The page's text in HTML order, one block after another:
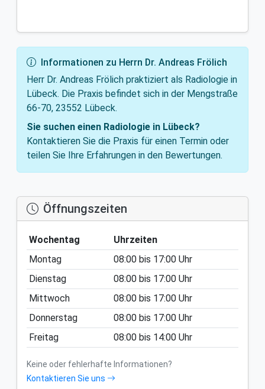
Informationen zu Herrn Dr. Andreas Frölich
Herr Dr. Andreas Frölich praktiziert als Radiologie in
Lübeck. Die Praxis befindet sich in der Mengstraße
66-70, 23552 Lübeck.
Sie suchen einen Radiologie in Lübeck?
Kontaktieren Sie die Praxis für einen Termin oder
teilen Sie Ihre Erfahrungen in den Bewertungen.
Öffnungszeiten
Wochentag
Uhrzeiten
Montag
08:00 bis 17:00 Uhr
Dienstag
08:00 bis 17:00 Uhr
Mittwoch
08:00 bis 17:00 Uhr
Donnerstag
08:00 bis 17:00 Uhr
Freitag
08:00 bis 14:00 Uhr
Keine oder fehlerhafte Informationen?
Kontaktieren Sie uns